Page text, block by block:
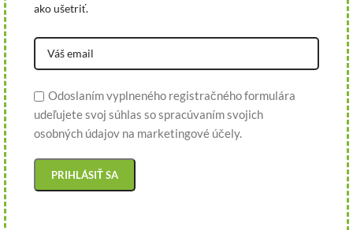
ako ušetriť.
Odoslaním vyplneného registračného formulára
udeľujete svoj súhlas so spracúvaním svojich
osobných údajov na marketingové účely.